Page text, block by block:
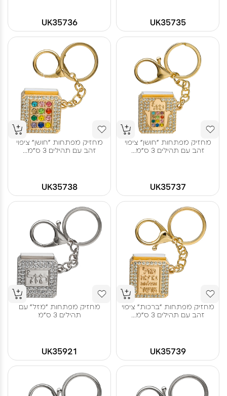
UK35735
UK35736
מחזיק מפתחות "חושן" ציפוי
זהב עם תהילים 3 ס"מ...
UK35737
מחזיק מפתחות "חושן" ציפוי
זהב עם תהילים 3 ס"מ...
UK35738
מחזיק מפתחות "ברכות" ציפוי
זהב עם תהילים 3 ס"מ...
UK35739
מחזיק מפתחות "מזל" עם
תהילים 3 ס"מ
UK35921